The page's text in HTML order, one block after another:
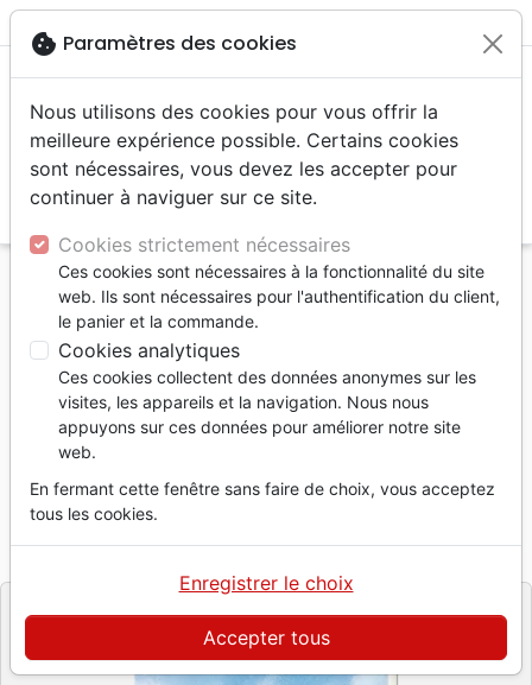
menu
Accueil Livres
Prière, adoration, louange
Nouvelle Vague - La louange et l'adoration dans
une ère nouvelle
Nouvelle vague
La louange et l'adoration dans une ère
nouvelle
Bob Sorge
cookie Paramètres des cookies
Nous utilisons des cookies pour vous offrir la
meilleure expérience possible. Certains cookies
sont nécessaires, vous devez les accepter pour
continuer à naviguer sur ce site.
Cookies strictement nécessaires
Ces cookies sont nécessaires à la fonctionnalité du site
web. Ils sont nécessaires pour l'authentification du client,
le panier et la commande.
Cookies analytiques
Ces cookies collectent des données anonymes sur les
visites, les appareils et la navigation. Nous nous
appuyons sur ces données pour améliorer notre site
web.
En fermant cette fenêtre sans faire de choix, vous acceptez
tous les cookies.
Accepter tous
Enregistrer le choix